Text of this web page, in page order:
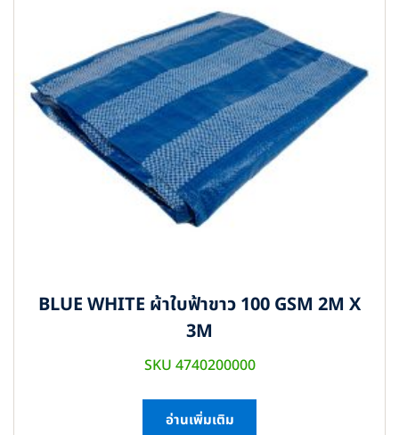
BLUE WHITE ผ้าใบฟ้าขาว 100 GSM 2M X
3M
SKU 4740200000
อ่านเพิ่มเติม